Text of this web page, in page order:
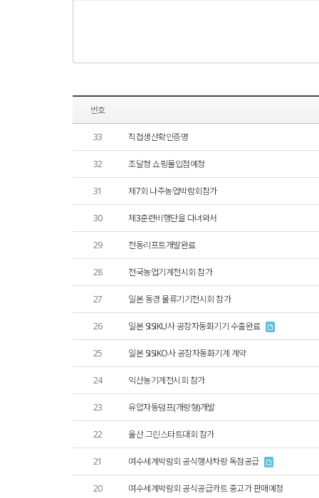
번호
33 직접생산확인증명
32 조달청 쇼핑몰입점예정
31 제7회 나주농업박람회참가
30 제3훈련비행단을 다녀와서
29 전동리프트개발완료
28 전국농업기계전시회 참가
27 일본 동경 물류기기전시회 참가
26 일본 SISIKU사 공장자동화기기 수출완료
25 일본 SISIKO사 공장자동화기계 계약
24 익산농기계전시회 참가
23 유압자동덤프(개량형)개발
22 울산 그린스타트대회 참가
21 여수세계박람회 공식행사차량 독점공급
20 여수세계박람회 공식공급카트 중고가 판매예정